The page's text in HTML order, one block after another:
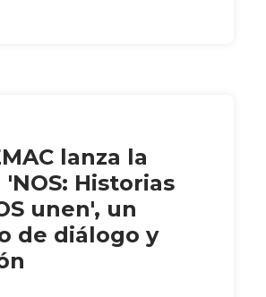
lanza la
Historias
unen', un
de diálogo y